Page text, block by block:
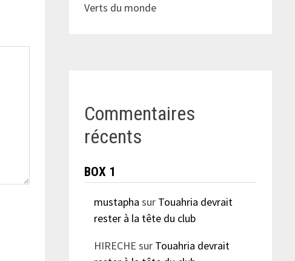
Verts du monde
Commentaires
récents
BOX 1
mustapha sur Touahria devrait
rester à la tête du club
HIRECHE sur Touahria devrait